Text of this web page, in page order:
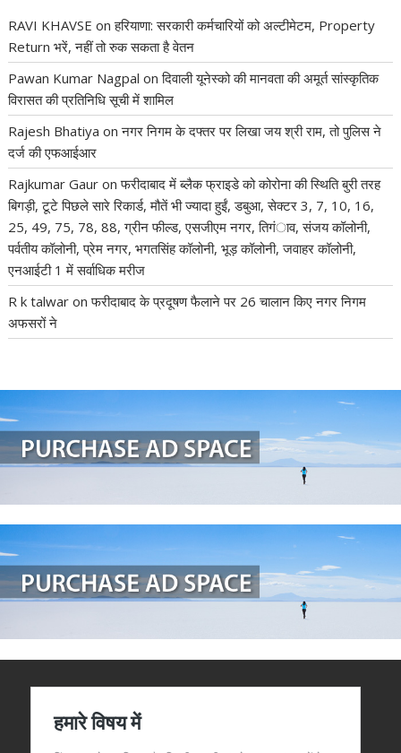
RAVI KHAVSE onहरियाणा: सरकारी कर्मचारियों को अल्टीमेटम, Property
Return भरें, नहीं तो रुक सकता है वेतन
Pawan Kumar Nagpal onदिवाली यूनेस्को की मानवता की अमूर्त सांस्कृतिक
विरासत की प्रतिनिधि सूची में शामिल
Rajesh Bhatiya onनगर निगम के दफ्तर पर लिखा जय श्री राम, तो पुलिस ने
दर्ज की एफआईआर
Rajkumar Gaur onफरीदाबाद में ब्लैक फ्राइडे को कोरोना की स्थिति बुरी तरह
बिगड़ी, टूटे पिछले सारे रिकार्ड, मौतें भी ज्यादा हुईं, डबुआ, सेक्टर 3, 7, 10, 16,
25, 49, 75, 78, 88, ग्रीन फील्ड, एसजीएम नगर, तिगंाव, संजय कॉलोनी,
पर्वतीय कॉलोनी, प्रेम नगर, भगतसिंह कॉलोनी, भूड़ कॉलोनी, जवाहर कॉलोनी,
एनआईटी 1 में सर्वाधिक मरीज
R k talwar onफरीदाबाद के प्रदूषण फैलाने पर 26 चालान किए नगर निगम
अफसरों ने